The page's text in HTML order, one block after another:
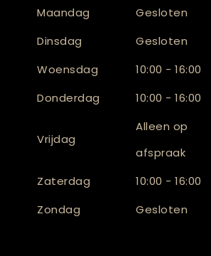
Maandag
Gesloten
Dinsdag
Gesloten
Woensdag
10:00 - 16:00
Donderdag
10:00 - 16:00
Vrijdag
Alleen op
afspraak
Zaterdag
10:00 - 16:00
Zondag
Gesloten